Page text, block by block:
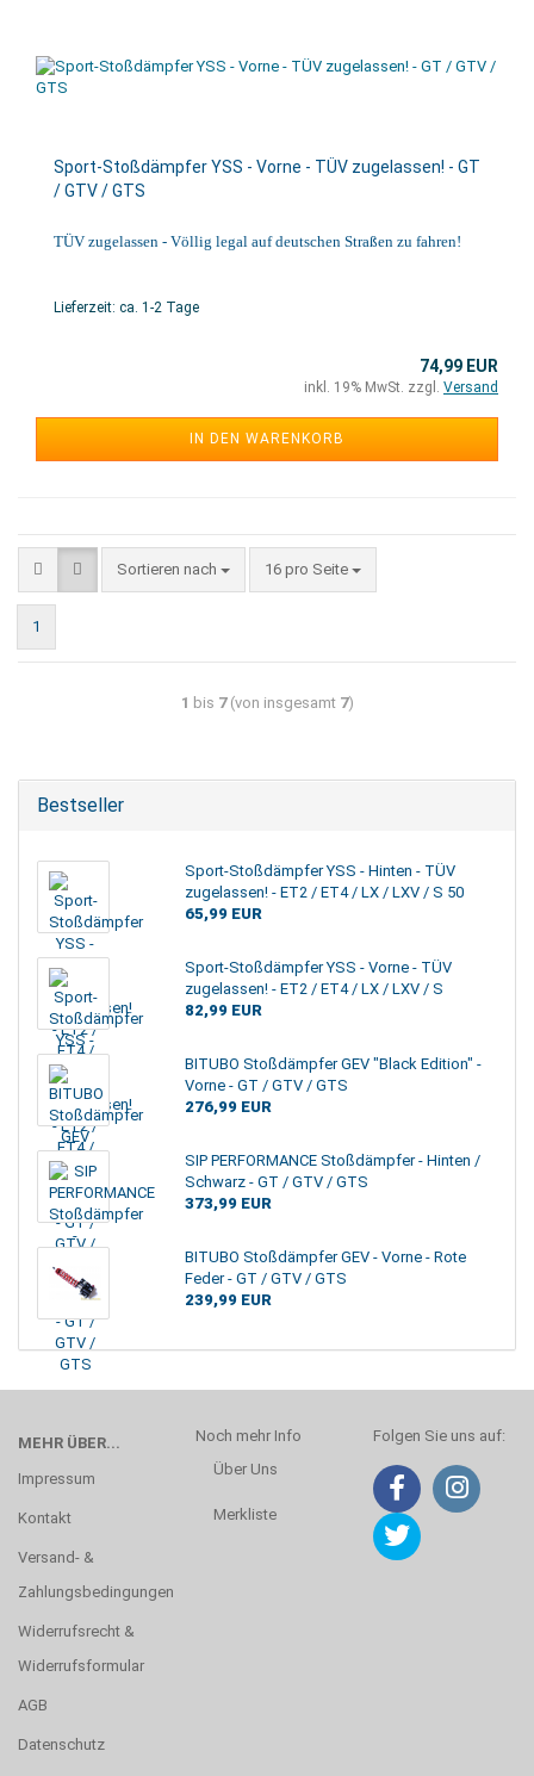
Sport-Stoßdämpfer YSS - Vorne - TÜV zugelassen! - GT
/ GTV / GTS
TÜV zugelassen - Völlig legal auf deutschen Straßen zu fahren!
Lieferzeit: ca. 1-2 Tage
74,99 EUR
inkl. 19% MwSt. zzgl. Versand
IN DEN WARENKORB
Sortieren nach 16 pro Seite
1
1 bis 7(von insgesamt 7)
Bestseller
Sport-Stoßdämpfer YSS - Hinten - TÜV
zugelassen! - ET2 / ET4 / LX / LXV / S 50
65,99 EUR
Sport-Stoßdämpfer YSS - Vorne - TÜV
zugelassen! - ET2 / ET4 / LX / LXV / S
82,99 EUR
BITUBO Stoßdämpfer GEV "Black Edition" -
Vorne - GT / GTV / GTS
276,99 EUR
SIP PERFORMANCE Stoßdämpfer - Hinten /
Schwarz - GT / GTV / GTS
373,99 EUR
BITUBO Stoßdämpfer GEV - Vorne - Rote
Feder - GT / GTV / GTS
239,99 EUR
MEHR ÜBER...
Impressum
Kontakt
Versand- &
Zahlungsbedingungen
Widerrufsrecht &
Widerrufsformular
AGB
Datenschutz
Noch mehr Info
Über Uns
Merkliste
Folgen Sie uns auf: